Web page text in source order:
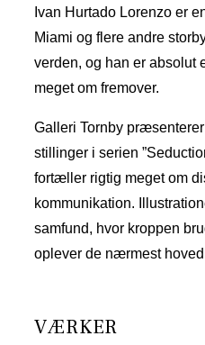
Ivan Hurtado Lorenzo er
Miami og flere andre
verden, og han er absolut
meget om fremover.
Galleri Tornby
stillinger i serien
fortæller rigtig meget om
kommunikation.
samfund, hvor kroppen
oplever de nærmest
VÆRKER